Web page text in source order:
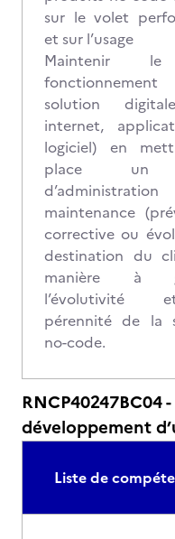
sur le volet
et sur l’usage
Maintenir
solution
internet,
logiciel) en
place un
maintenance
corrective ou
destination du
manière à
pérennité de la
no-code.
développement
Liste de